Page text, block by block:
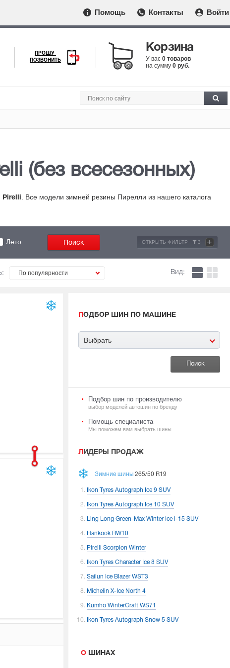
Помощь Контакты Войти
ПРОШУ
ПОЗВОНИТЬ
Корзина
У вас 0 товаров
на сумму 0 руб.
(без всесезонных)
Pirelli
. Все модели зимней резины Пирелли из нашего каталога
Лето ОТКРЫТЬ ФИЛЬТР 3 +
По популярности Вид:
ПОДБОР ШИН ПО МАШИНЕ
Выбрать
Подбор шин по производителю
выбор моделей автошин по бренду
Помощь специалиста
Мы поможем вам выбрать шины
ЛИДЕРЫ ПРОДАЖ
Зимние шины 265/50 R19
Ikon Tyres Autograph Ice 9 SUV
Ikon Tyres Autograph Ice 10 SUV
Ling Long Green-Max Winter Ice I-15 SUV
Hankook RW10
Pirelli Scorpion Winter
Ikon Tyres Character Ice 8 SUV
Sailun Ice Blazer WST3
Michelin X-Ice North 4
Kumho WinterCraft WS71
Ikon Tyres Autograph Snow 5 SUV
О ШИНАХ